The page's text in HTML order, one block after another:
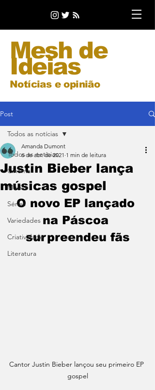
Mesh de
Ideias
Notícias e opinião
Post
Todos as notícias
Cinema
Música
Séries
Variedades
Criatividade
Literatura
Todos as notícias
Justin Bieber lança
músicas gospel
Amanda Dumont
6 de abr. de 2021 1 min de leitura
O novo EP lançado
na Páscoa
surpreendeu fãs
Cantor Justin Bieber lançou seu primeiro EP
gospel